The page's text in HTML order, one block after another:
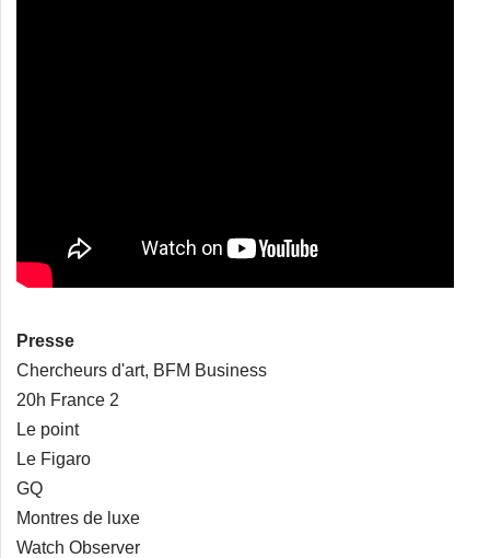
Presse
Chercheurs d'art, BFM Business
20h France 2
Le point
Le Figaro
GQ
Montres de luxe
Watch Observer